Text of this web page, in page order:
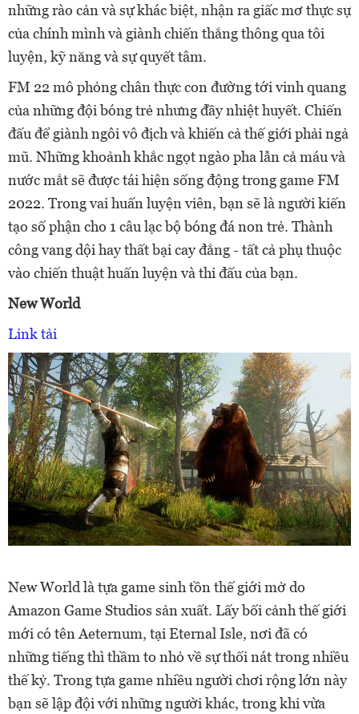
những rào cản và sự khác biệt, nhận ra giấc mơ thực sự
của chính mình và giành chiến thắng thông qua tôi
luyện, kỹ năng và sự quyết tâm.
FM 22 mô phỏng chân thực con đường tới vinh quang
của những đội bóng trẻ nhưng đầy nhiệt huyết. Chiến
đấu để giành ngôi vô địch và khiến cả thế giới phải ngả
mũ. Những khoảnh khắc ngọt ngào pha lẫn cả máu và
nước mắt sẽ được tái hiện sống động trong game FM
2022. Trong vai huấn luyện viên, bạn sẽ là người kiến
tạo số phận cho 1 câu lạc bộ bóng đá non trẻ. Thành
công vang dội hay thất bại cay đắng - tất cả phụ thuộc
vào chiến thuật huấn luyện và thi đấu của bạn.
New World
Link tải
New World là tựa game sinh tồn thế giới mở do
Amazon Game Studios sản xuất. Lấy bối cảnh thế giới
mới có tên Aeternum, tại Eternal Isle, nơi đã có
những tiếng thì thầm to nhỏ về sự thối nát trong nhiều
thế kỷ. Trong tựa game nhiều người chơi rộng lớn này
bạn sẽ lập đội với những người khác, trong khi vừa